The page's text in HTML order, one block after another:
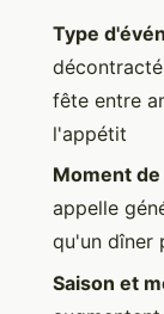
Type
fête entre
l'appétit
Moment
appelle
qu'un dîner
Saison et